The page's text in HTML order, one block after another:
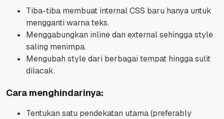
Tiba-tiba membuat internal CSS baru hanya untuk
mengganti warna teks.
Menggabungkan inline dan external sehingga style
saling menimpa.
Mengubah style dari berbagai tempat hingga sulit
dilacak.
Cara menghindarinya:
Tentukan satu pendekatan utama (preferably